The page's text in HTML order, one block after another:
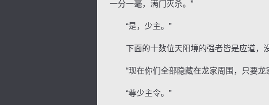
一分一毫，满门灭杀。”
“是，少主。”
下面的十数位天阳境的强者皆是应道，没
“现在你们全部隐藏在龙家周围，只要龙
“尊少主令。”